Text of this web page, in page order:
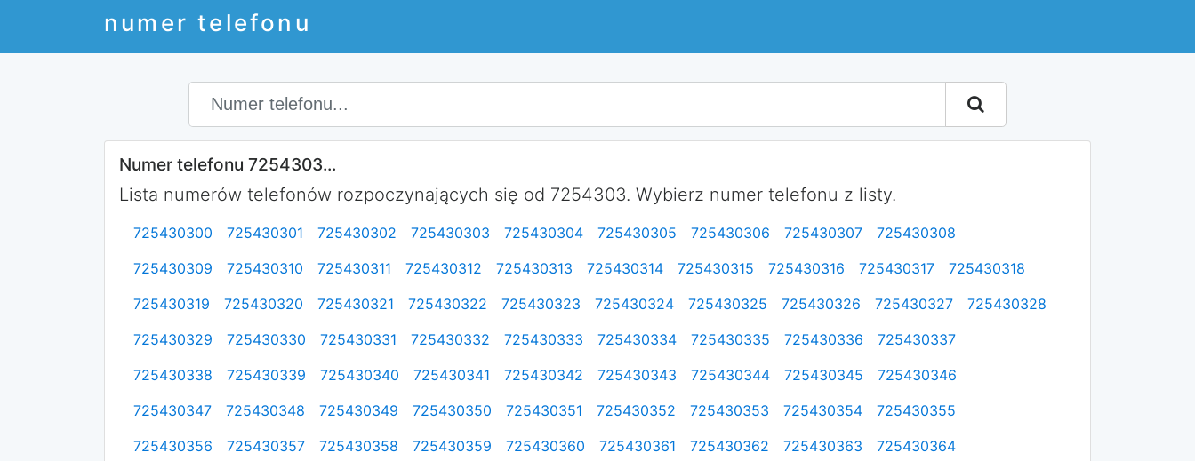
numer telefonu
Numer telefonu 7254303...
Lista numerów telefonów rozpoczynających się od 7254303. Wybierz numer telefonu z listy.
725430300 725430301 725430302 725430303 725430304 725430305 725430306 725430307
725430308
725430309
725430310 725430311 725430312 725430313 725430314 725430315 725430316 725430317
725430318
725430319
725430320 725430321 725430322 725430323 725430324 725430325 725430326 725430327
725430328
725430329
725430330 725430331 725430332 725430333 725430334 725430335 725430336
725430337
725430338
725430339 725430340 725430341 725430342 725430343 725430344 725430345
725430346
725430347
725430348 725430349 725430350 725430351 725430352 725430353 725430354
725430355
725430356
725430357 725430358 725430359 725430360 725430361 725430362 725430363
725430364